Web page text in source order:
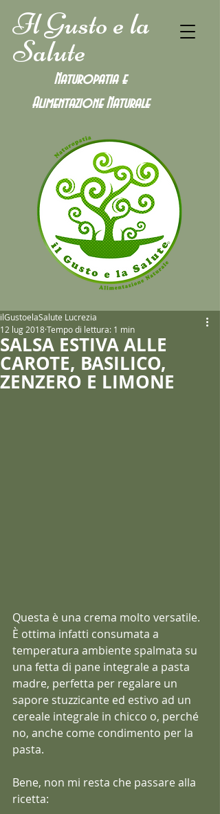
Il Gusto e la
Salute
Naturopatia e
Alimentazione Naturale
SALSA ESTIVA ALLE
CAROTE, BASILICO,
ZENZERO E LIMONE
ilGustoelaSalute Lucrezia
12 lug 2018Tempo di lettura: 1 min
Questa è una crema molto versatile.
È ottima infatti consumata a
temperatura ambiente spalmata su
una fetta di pane integrale a pasta
madre, perfetta per regalare un
sapore stuzzicante ed estivo ad un
cereale integrale in chicco o, perché
no, anche come condimento per la
pasta.
Bene, non mi resta che passare alla
ricetta: